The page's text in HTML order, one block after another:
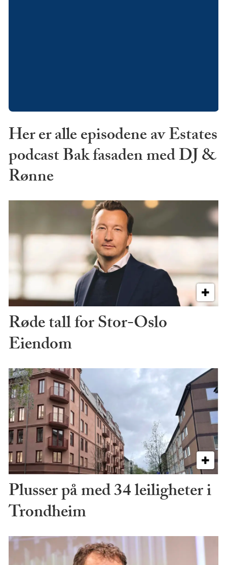
Her er alle episodene av Estates
podcast Bak fasaden med DJ &
Rønne
Røde tall for Stor-Oslo
Eiendom
Plusser på med 34 leiligheter i
Trondheim